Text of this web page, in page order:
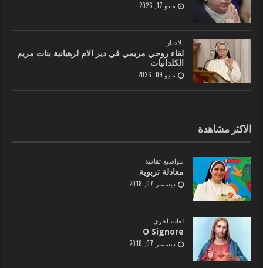
مايو 17, 2026
الاخبار
لقاء روحي مريمي في دير الام لرهبانية بنات مريم
الكلدانيات
مايو 09, 2026
الاكثر مشاهدة
مواضيع ثقافية
معادلة تربوية
ديسمبر 07, 2018
لغات اخرى
O Signore
ديسمبر 07, 2018